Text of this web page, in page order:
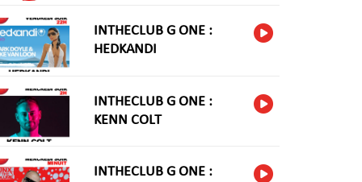
INTHECLUB G ONE :
HEDKANDI
INTHECLUB G ONE :
KENN COLT
INTHECLUB G ONE :